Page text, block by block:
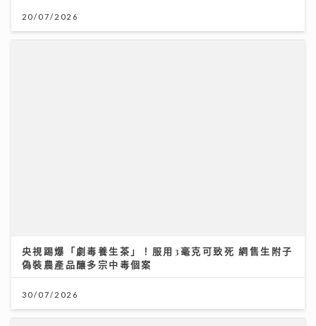
20/07/2026
央視踢爆「劇毒養生茶」！服用3毫克可致死 網售生附子
偽裝農產品釀多宗中毒個案
30/07/2026